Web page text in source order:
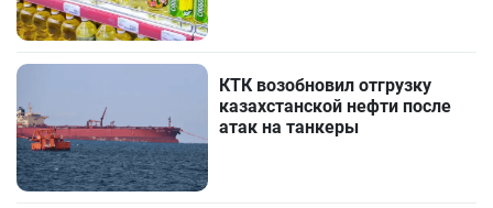
КТК возобновил отгрузку
казахстанской нефти после
атак на танкеры